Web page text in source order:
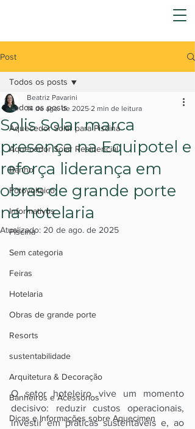
Post
Todos os posts
Aquecedor Solar para Piscina
Aquecedor Solar Residencial
Banho
Fotovoltaico
Informativos
Piscina
Sem categoria
Feiras
Hotelaria
Obras de grande porte
Resorts
sustentabilidade
Arquitetura & Decoração
Banheiros e Acessórios
Dicas e Informações sobre Aquecimen
Todos os posts
Solis Solar marca
presença na Equipotel e
reforça liderança em
obras de grande porte
na hotelaria
Beatriz Pavarini
14 de ago. de 2025 2 min de leitura
Atualizado: 20 de ago. de 2025
O setor hoteleiro vive um momento
decisivo: reduzir custos operacionais,
investir em práticas sustentáveis e, ao